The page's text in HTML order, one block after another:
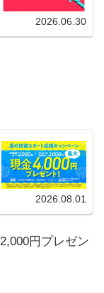
2026.06.30
2026.08.01
円プレゼン